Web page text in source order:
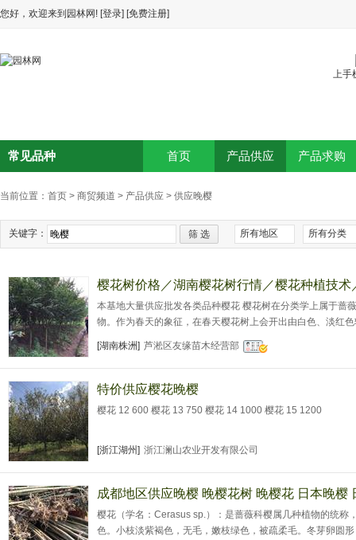
您好，欢迎来到园林网! [登录] [免费注册]
上手
首页 产品供应 产品求购
常见品种
当前位置： 首页 > 商贸频道 > 产品供应 > 供应晚樱
关键字： 筛 选 所有地区 所有分类
樱花树价格／湖南樱花树行情／樱花种植技
本基地大量供应批发各类品种樱花 樱花树在分类学上属于蔷
物。作为春天的象征，在春天樱花树上会开出由白色、淡红
瓣两类。单瓣类能开花结果，复瓣类多半不结果。一些品种
果)。其花、叶、果实也可加工制做为腌菜而食用。樱花简直
～25米。树皮暗栗褐色.早樱树皮
[湖南株洲] 芦淞区友缘苗木经营部
特价供应樱花晚樱
樱花 12 600 樱花 13 750 樱花 14 1000 樱花 15 1200
[浙江湖州] 浙江澜山农业开发有限公司
成都地区供应晚樱 晚樱花树 晚樱花 日本晚樱
樱花（学名：Cerasus sp.）：是蔷薇科樱属几种植物的统称
色。小枝淡紫褐色，无毛，嫩枝绿色，被疏柔毛。冬芽卵圆